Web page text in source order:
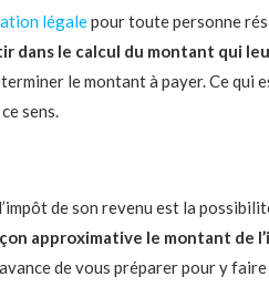
légalepour toute personne
dans le calcul du montant qui
le montant à payer. Ce qui
sens.
de son revenu est la
approximative le montant de
de vous préparer pour y